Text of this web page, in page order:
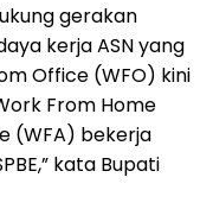
gerakan
kerja ASN yang
Office (WFO) kini
From Home
(WFA) bekerja
kata Bupati